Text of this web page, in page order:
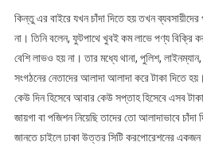
কিন্তু এর বাইরে যখন চাঁদা দিতে হয় তখন
না। তিনি বলেন, ফুটপাথে খুবই কম লাভে পণ্য
বেশি লাভও হয় না। তার মধ্যে থানা, পুলিশ,
সংগঠনের নেতাদের আলাদা আলাদা করে টাকা দিতে হয়।
কেউ দিন হিসেবে আবার কেউ সপ্তাহ হিসেবে এসব
জায়গা বা পজিশন নিয়েছি তাদের তো আলাদাভাবে চাঁদা
জানতে চাইলে ঢাকা উত্তর সিটি করপোরেশনের একজন